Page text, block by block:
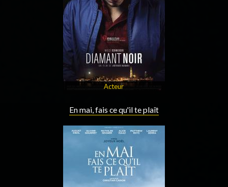
Acteur
En mai, fais ce qu'il te plaît